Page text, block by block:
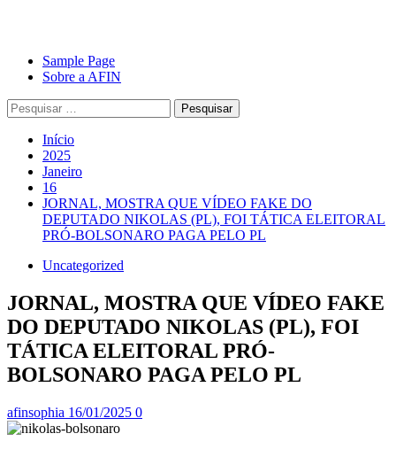
Avançar
para
conteúdo
Primary
Menu
Sample Page
Sobre a AFIN
Pesquisar
por:
Início
2025
Janeiro
16
JORNAL, MOSTRA QUE VÍDEO FAKE DO
DEPUTADO NIKOLAS (PL), FOI TÁTICA ELEITORAL
PRÓ-BOLSONARO PAGA PELO PL
Uncategorized
JORNAL, MOSTRA QUE VÍDEO FAKE
DO DEPUTADO NIKOLAS (PL), FOI
TÁTICA ELEITORAL PRÓ-
BOLSONARO PAGA PELO PL
afinsophia 16/01/2025 0